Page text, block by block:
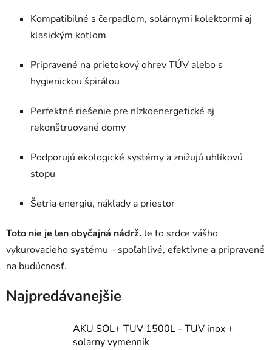
Kompatibilné s čerpadlom, solárnymi kolektormi aj
klasickým kotlom
Pripravené na prietokový ohrev TÚV alebo s
hygienickou špirálou
Perfektné riešenie pre nízkoenergetické aj
rekonštruované domy
Podporujú ekologické systémy a znižujú uhlíkovú
stopu
Šetria energiu, náklady a priestor
Toto nie je len obyčajná nádrž. Je to srdce vášho
vykurovacieho systému – spoľahlivé, efektívne a pripravené
na budúcnosť.
Najpredávanejšie
AKU SOL+ TUV 1500L - TUV inox +
solarny vymennik